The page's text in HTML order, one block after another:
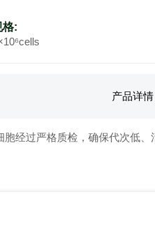
格:
产品详情
经过严格质检，确保代次低、